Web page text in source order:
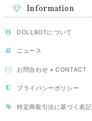
Information
DOLLBOTについて
ニュース
お問合わせ • CONTACT
プライバシーポリシー
特定商取引法に基づく表記